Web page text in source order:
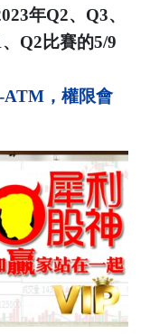
年Q2、Q3、
Q2比賽的5/9
ATM，權限會